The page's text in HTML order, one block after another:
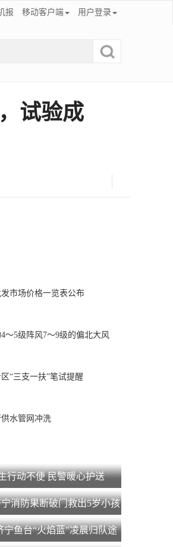
报 移动客户端 用户登录
试验成
市场价格一览表公布
～5级阵风7～9级的偏北大风
“三支一扶”笔试提醒
水管网冲洗
行动不便 民警暖心护送
消防果断破门救出5岁小孩
宁鱼台“火焰蓝”凌晨归队途